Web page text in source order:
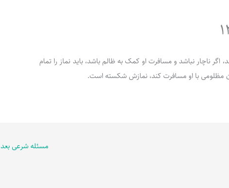
اگر ناچار نباشد و مسافرت او کمک به ظالم باشد، باید نماز را تمام
مظلومی با او مسافرت کند، نمازش شکسته است.
مسئله شرعی بعد